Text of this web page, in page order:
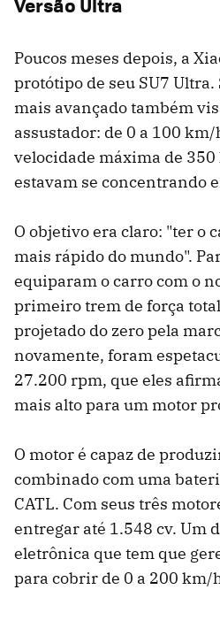
Poucos meses depois, a
protótipo de seu SU7
mais avançado também
assustador: de 0 a 100
velocidade máxima de
estavam se concentrando
O objetivo era claro: "ter o
mais rápido do mundo".
equiparam o carro com o
primeiro trem de força
projetado do zero pela
novamente, foram
27.200 rpm, que eles
mais alto para um motor
O motor é capaz de
combinado com uma
CATL. Com seus três
entregar até 1.548 cv. Um
eletrônica que tem que
para cobrir de 0 a 200 km/